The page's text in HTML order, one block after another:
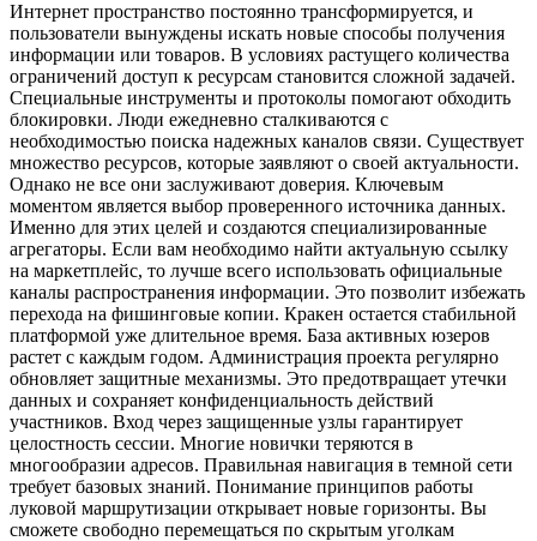
Интернет пространство постоянно трансформируется, и
пользователи вынуждены искать новые способы получения
информации или товаров. В условиях растущего количества
ограничений доступ к ресурсам становится сложной задачей.
Специальные инструменты и протоколы помогают обходить
блокировки. Люди ежедневно сталкиваются с
необходимостью поиска надежных каналов связи. Существует
множество ресурсов, которые заявляют о своей актуальности.
Однако не все они заслуживают доверия. Ключевым
моментом является выбор проверенного источника данных.
Именно для этих целей и создаются специализированные
агрегаторы. Если вам необходимо найти актуальную ссылку
на маркетплейс, то лучше всего использовать официальные
каналы распространения информации. Это позволит избежать
перехода на фишинговые копии. Кракен остается стабильной
платформой уже длительное время. База активных юзеров
растет с каждым годом. Администрация проекта регулярно
обновляет защитные механизмы. Это предотвращает утечки
данных и сохраняет конфиденциальность действий
участников. Вход через защищенные узлы гарантирует
целостность сессии. Многие новички теряются в
многообразии адресов. Правильная навигация в темной сети
требует базовых знаний. Понимание принципов работы
луковой маршрутизации открывает новые горизонты. Вы
сможете свободно перемещаться по скрытым уголкам